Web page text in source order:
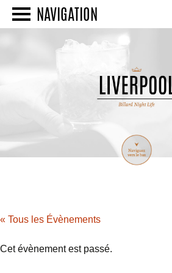
NAVIGATION
« Tous les Évènements
Cet évènement est passé.